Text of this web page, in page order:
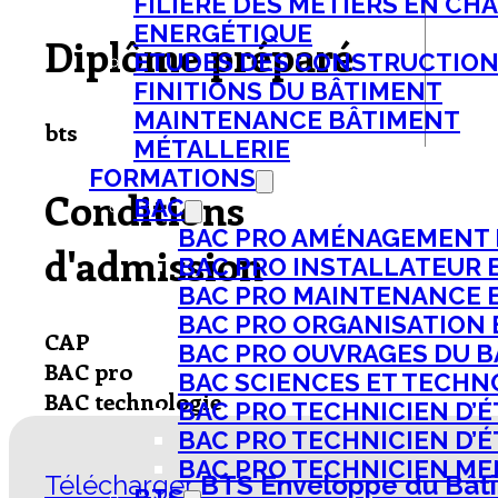
ENERGÉTIQUE
ETUDES DES
FINITIONS DU BÂTIMENT
MAINTENANCE BÂTIMENT
MÉTALLERIE
FORMATIONS
BAC
BAC PRO
BAC PRO INSTALLATEUR
BAC PRO MAINTENANCE
BAC PRO ORGANISATION
BAC PRO OUVRAGES DU
BAC SCIENCES ET
BAC PRO TECHNICIEN
BAC PRO TECHNICIEN
BAC PRO TECHNICIEN
Diplôme préparé
bts
Conditions
d'admission
CAP
BAC pro
BAC technologie
TéléchargerBTS Enveloppe du